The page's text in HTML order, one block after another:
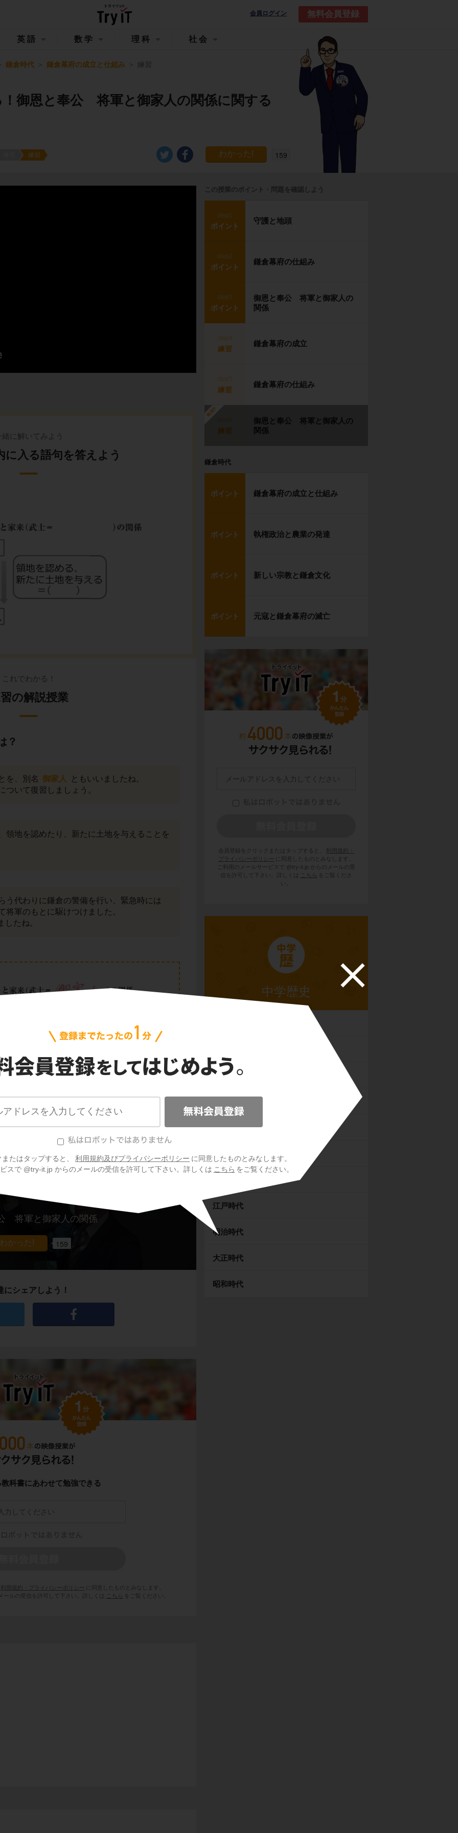
会員ログイン 無料会員登録
たはタップすると、 利用規約及びプライバシーポリシー に同意したものとみなします。
スで @try-it.jp からのメールの受信を許可して下さい。詳しくは こちら をご覧ください。
英語 数学 理科 社会
鎌倉時代 鎌倉幕府の成立と仕組み 練習
！御恩と奉公 将軍と御家人の関係に関する
練習 159
緒に解いてみよう
に入る語句を答えよう
これでわかる！
の解説授業
？
を、別名 御家人
ともいいましたね。
ついて復習しましょう。
領地を認めたり、新たに土地を与えることを
う代わりに鎌倉の警備を行い、緊急時には
将軍のもとに駆けつけました。
たね。
将軍と御家人の関係
159
にシェアしよう！
科書にあわせて勉強できる
利用規約・プライバシーポリシー
に同意したものとみなします。
ルの受信を許可して下さい。詳しくは
こちら をご覧ください。
この授業のポイント・問題を確認しよう
step1
ポイント
守護と地頭
step2
ポイント
鎌倉幕府の仕組み
step3
ポイント
御恩と奉公 将軍と御家人の
関係
step4
練習
鎌倉幕府の成立
step5
練習
鎌倉幕府の仕組み
勉強中
練習
御恩と奉公 将軍と御家人の
関係
鎌倉時代
ポイント 鎌倉幕府の成立と仕組み
ポイント 執権政治と農業の発達
ポイント 新しい宗教と鎌倉文化
ポイント 元寇と鎌倉幕府の滅亡
会員登録をクリックまたはタップすると、
利用規約・
プライバシーポリシー
に同意したものとみなします。
ご利用のメールサービスで @try-it.jp からのメールの受
信を許可して下さい。詳しくは
こちら
をご覧くださ
い。
中学歴史
飛鳥時代
平安時代
室町時代
江戸時代
明治時代
大正時代
昭和時代